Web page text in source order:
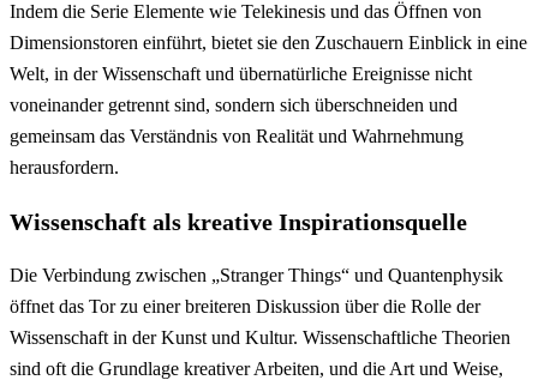
Indem die Serie Elemente wie Telekinesis und das Öffnen von
Dimensionstoren einführt, bietet sie den Zuschauern Einblick in eine
Welt, in der Wissenschaft und übernatürliche Ereignisse nicht
voneinander getrennt sind, sondern sich überschneiden und
gemeinsam das Verständnis von Realität und Wahrnehmung
herausfordern.
Wissenschaft als kreative Inspirationsquelle
Die Verbindung zwischen „Stranger Things“ und Quantenphysik
öffnet das Tor zu einer breiteren Diskussion über die Rolle der
Wissenschaft in der Kunst und Kultur. Wissenschaftliche Theorien
sind oft die Grundlage kreativer Arbeiten, und die Art und Weise,